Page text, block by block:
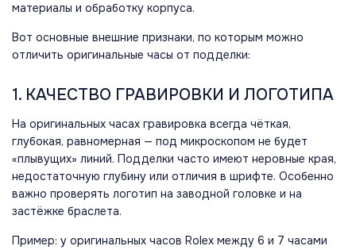
материалы и обработку корпуса.
Вот основные внешние признаки, по которым можно
отличить оригинальные часы от подделки:
1. КАЧЕСТВО ГРАВИРОВКИ И ЛОГОТИПА
На оригинальных часах гравировка всегда чёткая,
глубокая, равномерная — под микроскопом не будет
«плывущих» линий. Подделки часто имеют неровные края,
недостаточную глубину или отличия в шрифте. Особенно
важно проверять логотип на заводной головке и на
застёжке браслета.
Пример: у оригинальных часов Rolex между 6 и 7 часами